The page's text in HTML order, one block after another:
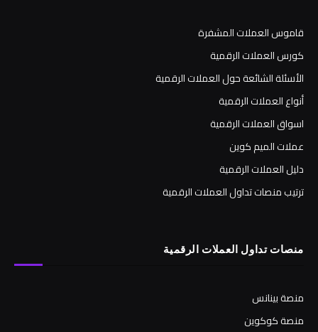
قاموس العملات المشفرة
كورس العملات الرقمية
الأسئلة الشائعة حول العملات الرقمية
أنواع العملات الرقمية
اسواق العملات الرقمية
عملات الميم كوين
دليل العملات الرقمية
ترتيب منصات تداول العملات الرقمية
منصات تداول العملات الرقمية
منصة بينانس
منصة كوكوين